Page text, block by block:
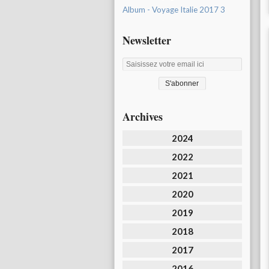
Album - Voyage Italie 2017 3
Newsletter
Archives
2024
2022
2021
2020
2019
2018
2017